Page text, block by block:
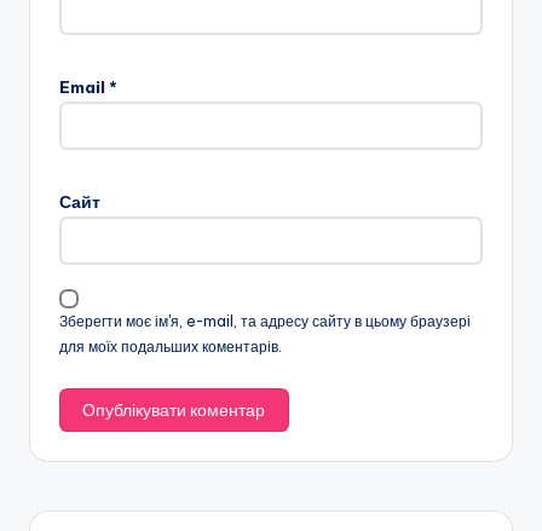
Email *
Сайт
Зберегти моє ім'я, e-mail, та адресу сайту в цьому браузері
для моїх подальших коментарів.